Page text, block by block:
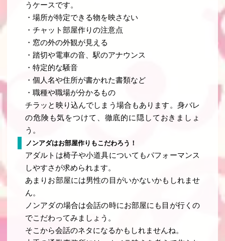
うケースです。
・場所が特定できる物を映さない
・チャット部屋作りの注意点
・窓の外の外観が見える
・踏切や電車の音、駅のアナウンス
・特定的な騒音
・個人名や住所が書かれた書類など
・職種や職場が分かるもの
チラッと映り込んでしまう場合もあります。身バレ
の危険も気をつけて、徹底的に隠しておきましょ
う。
ノンアダはお部屋作りもこだわろう！
アダルトは椅子や小道具についてもパフォーマンス
しやすさが求められます。
あまりお部屋には男性の目がいかないかもしれませ
ん。
ノンアダの場合は会話の時にお部屋にも目が行くの
でこだわってみましょう。
そこから会話のネタになるかもしれませんね。